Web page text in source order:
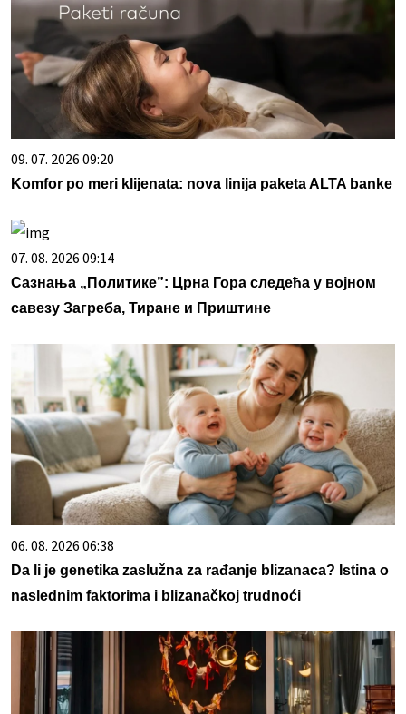
09. 07. 2026 09:20
Komfor po meri klijenata: nova linija paketa ALTA banke
07. 08. 2026 09:14
Сазнања „Политике”: Црна Гора следећа у војном
савезу Загреба, Тиране и Приштине
06. 08. 2026 06:38
Da li je genetika zaslužna za rađanje blizanaca? Istina o
naslednim faktorima i blizanačkoj trudnoći